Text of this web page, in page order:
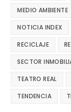
MEDIO AMBIENTE
NOTICIA INDEX
RECICLAJE
SECTOR
TEATRO REAL
TENDENCIA